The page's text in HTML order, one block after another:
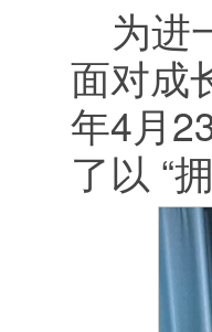
为进
面对成
年4月
了以 “